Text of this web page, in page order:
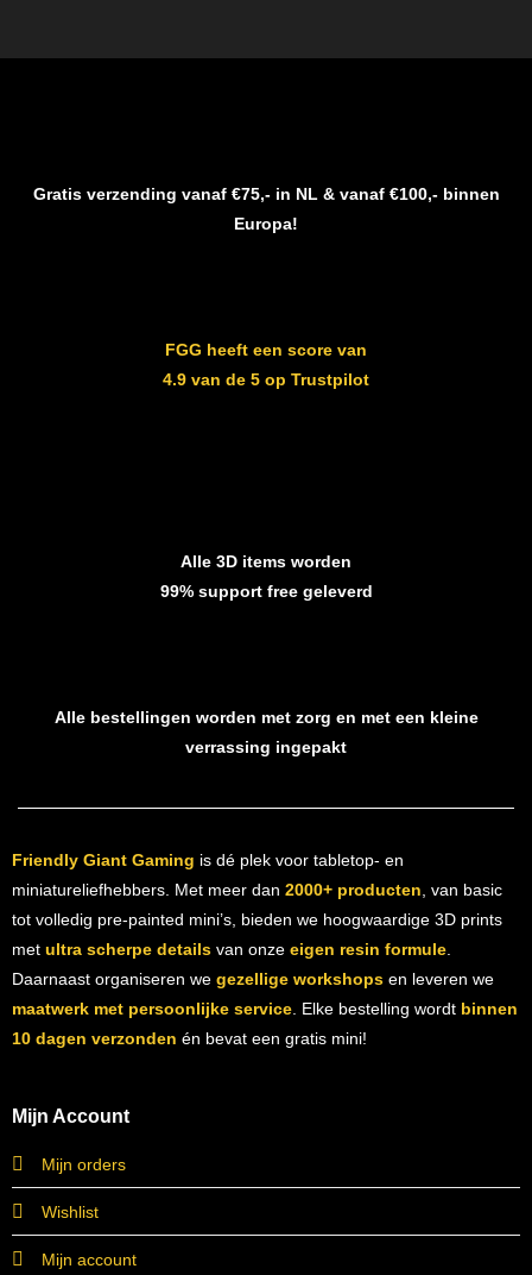
Gratis verzending vanaf €75,- in NL & vanaf €100,- binnen
Europa!
FGG heeft een score van
4.9 van de 5 op Trustpilot
Alle 3D items worden
99% support free geleverd
Alle bestellingen worden met zorg en met een kleine
verrassing ingepakt
Friendly Giant Gaming is dé plek voor tabletop- en
miniatureliefhebbers. Met meer dan 2000+ producten, van basic
tot volledig pre-painted mini’s, bieden we hoogwaardige 3D prints
met ultra scherpe detailsvan onze eigen resin formule.
Daarnaast organiseren we gezellige workshopsen leveren we
maatwerk met persoonlijke service. Elke bestelling wordt binnen
10 dagen verzonden én bevat een gratis mini!
Mijn Account
Mijn orders
Wishlist
Mijn account